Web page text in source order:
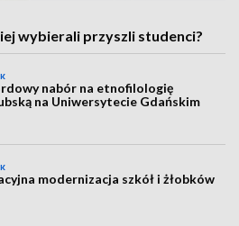
wybierali przyszli studenci?
nabór na etnofilologię
na Uniwersytecie Gdańskim
modernizacja szkół i żłobków